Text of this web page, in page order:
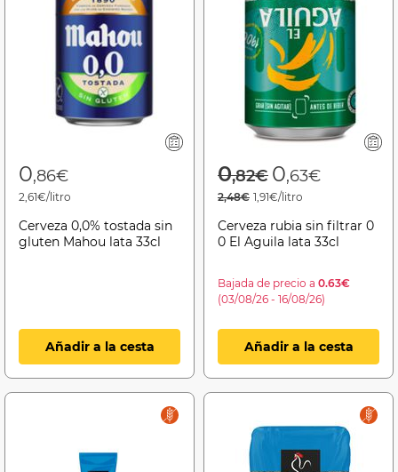
0,86€
2,61€/litro
Cerveza 0,0% tostada sin
gluten Mahou lata 33cl
Añadir a la cesta
Price reduced
0,82€to
0,63€
2,48€ 1,91€/litro
Cerveza rubia sin filtrar 0
0 El Aguila lata 33cl
Bajada de precio a 0.63€
(03/08/26 - 16/08/26)
Añadir a la cesta